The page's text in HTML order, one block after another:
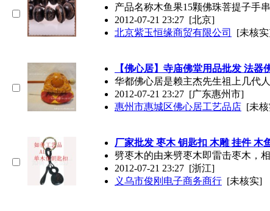
产品名称木鱼果15颗佛珠菩提子手
2012-07-21 23:27 [北京]
北京紫玉恒缘商贸有限公司
[未核
【佛心居】寺庙佛堂用品批发 法器
华都佛心居是赖主杰先生祖上几代
2012-07-21 23:27 [广东惠州市]
惠州市惠城区佛心居工艺品店 [未
厂家批发 枣木 钥匙扣 木雕 挂件木
劈枣木的由来劈枣木即雷击枣木，
2012-07-21 23:27 [浙江]
义乌市俊刚电子商务商行 [未核实]